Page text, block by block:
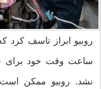
ساعت وقت خود برای
نشد. روبیو ممکن است